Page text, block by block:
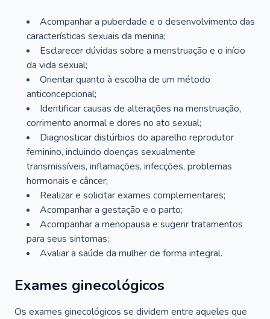
Acompanhar a puberdade e o desenvolvimento das
características sexuais da menina;
Esclarecer dúvidas sobre a menstruação e o início
da vida sexual;
Orientar quanto à escolha de um método
anticoncepcional;
Identificar causas de alterações na menstruação,
corrimento anormal e dores no ato sexual;
Diagnosticar distúrbios do aparelho reprodutor
feminino, incluindo doenças sexualmente
transmissíveis, inflamações, infecções, problemas
hormonais e câncer;
Realizar e solicitar exames complementares;
Acompanhar a gestação e o parto;
Acompanhar a menopausa e sugerir tratamentos
para seus sintomas;
Avaliar a saúde da mulher de forma integral.
Exames ginecológicos
Os exames ginecológicos se dividem entre aqueles que